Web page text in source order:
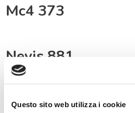
Questo sito web utilizza i cookie
Mc4 373
Nevis 881
Mc4 879